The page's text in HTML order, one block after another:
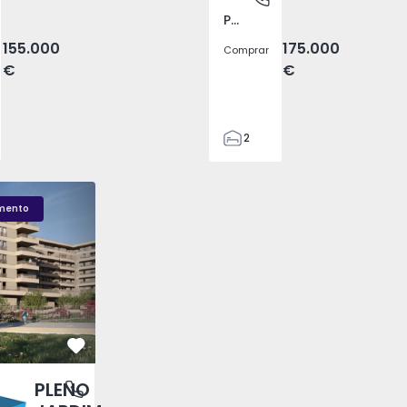
155.000
€
Pego, Abrantes
Comprar
175.000
€
2
JARDIM - 3
Porto
Favorito
PLENO